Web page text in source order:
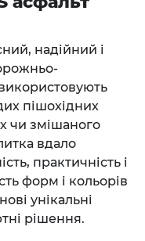
надійний і
пішохідних
чи змішаного
вдало
практичність і
форм і кольорів
унікальні
рішення.